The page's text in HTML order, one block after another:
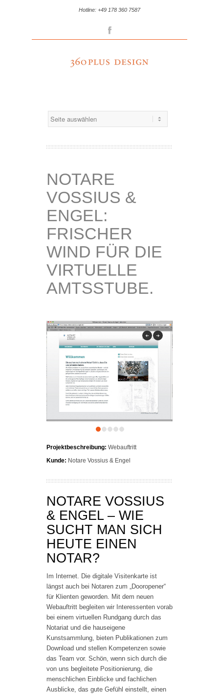
Hotline: +49 178 360 7587
NOTARE
VOSSIUS &
ENGEL:
FRISCHER
WIND FÜR DIE
VIRTUELLE
AMTSSTUBE.
previous
1 2 3 4
Projektbeschreibung: Webauftritt
Kunde: Notare Vossius & Engel
NOTARE VOSSIUS
& ENGEL – WIE
SUCHT MAN SICH
HEUTE EINEN
NOTAR?
Im Internet. Die digitale Visitenkarte ist
längst auch bei Notaren zum „Dooropener“
für Klienten geworden. Mit dem neuen
Webauftritt begleiten wir Interessenten vorab
bei einem virtuellen Rundgang durch das
Notariat und die hauseigene
Kunstsammlung, bieten Publikationen zum
Download und stellen Kompetenzen sowie
das Team vor. Schön, wenn sich durch die
von uns begleitete Positionierung, die
menschlichen Einblicke und fachlichen
Ausblicke, das gute Gefühl einstellt, einen